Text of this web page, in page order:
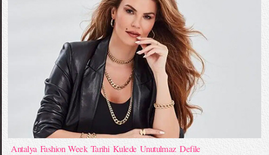
Antalya Fashion Week Tarihi Kulede Unutulmaz Defile